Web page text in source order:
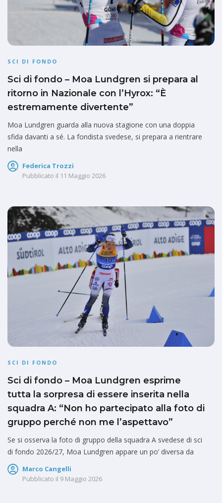
SCI DI FONDO
Sci di fondo – Moa Lundgren si prepara al
ritorno in Nazionale con l’Hyrox: “È
estremamente divertente”
Moa Lundgren guarda alla nuova stagione con una doppia
sfida davanti a sé. La fondista svedese, si prepara a rientrare
nella
Federica Trozzi
Pubblicato il 11 Maggio 2026
SCI DI FONDO
Sci di fondo – Moa Lundgren esprime
tutta la sorpresa di essere inserita nella
squadra A: “Non ho partecipato alla foto di
gruppo perché non me l’aspettavo”
Se si osserva la foto di gruppo della squadra A svedese di sci
di fondo 2026/27, Moa Lundgren appare un po’ diversa da
Marco Cangelli
Pubblicato il 9 Maggio 2026